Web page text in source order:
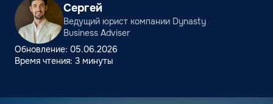
Сергей
Ведущий юрист компании Dynasty
Business Adviser
Обновление: 05.06.2026
Время чтения: 3 минуты